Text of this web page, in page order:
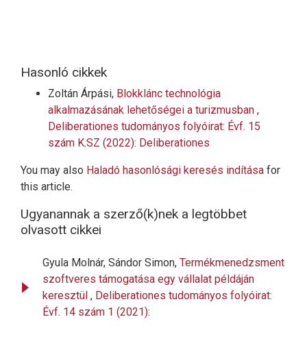
Hasonló cikkek
Zoltán Árpási, Blokklánc technológia
alkalmazásának lehetőségei a turizmusban ,
Deliberationes tudományos folyóirat: Évf. 15
szám K.SZ (2022): Deliberationes
You may also Haladó hasonlósági keresés indítása for
this article.
Ugyanannak a szerző(k)nek a legtöbbet
olvasott cikkei
Gyula Molnár, Sándor Simon, Termékmenedzsment
szoftveres támogatása egy vállalat példáján
keresztül , Deliberationes tudományos folyóirat:
Évf. 14 szám 1 (2021):